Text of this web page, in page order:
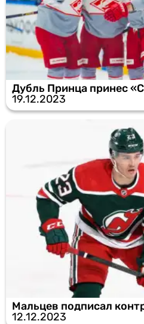
19.12.2023
Мальцев подписал
12.12.2023